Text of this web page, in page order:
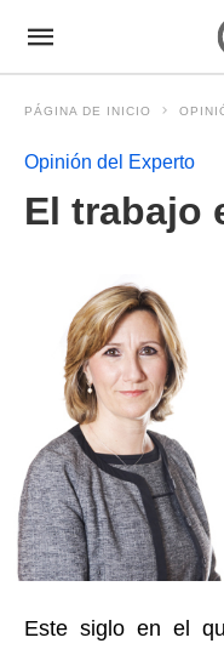
PÁGINA DE INICIO
Opinión del Experto
El trabajo
Este siglo en el